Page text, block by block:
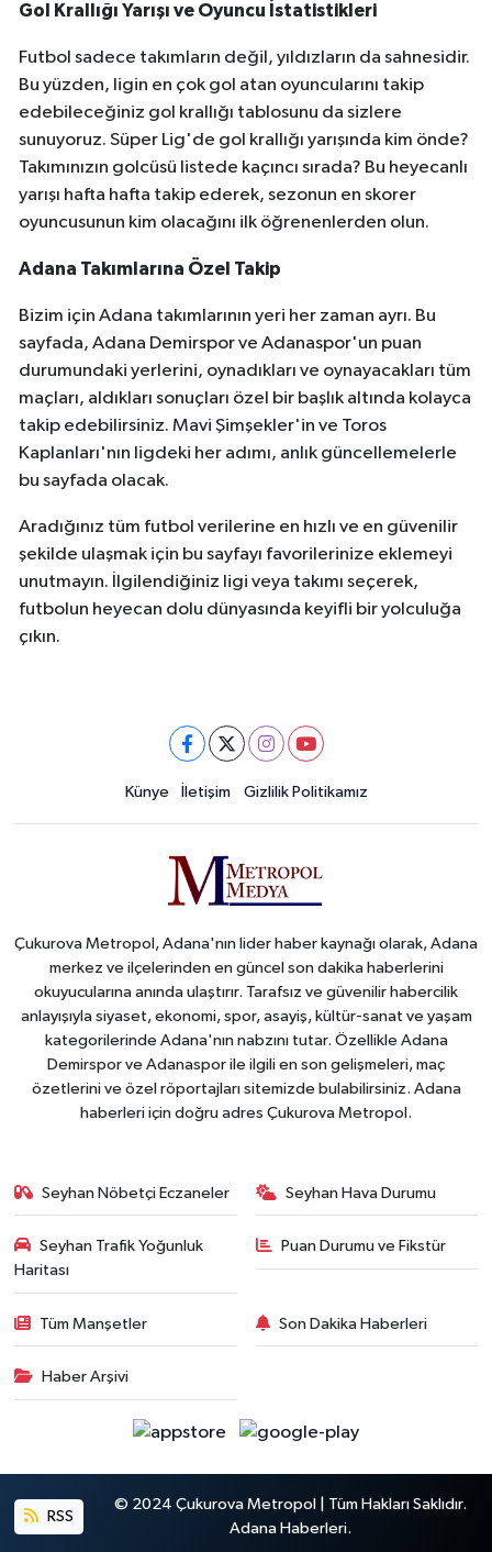
Gol Krallığı Yarışı ve Oyuncu İstatistikleri
Futbol sadece takımların değil, yıldızların da sahnesidir.
Bu yüzden, ligin en çok gol atan oyuncularını takip
edebileceğiniz gol krallığı tablosunu da sizlere
sunuyoruz. Süper Lig'de gol krallığı yarışında kim önde?
Takımınızın golcüsü listede kaçıncı sırada? Bu heyecanlı
yarışı hafta hafta takip ederek, sezonun en skorer
oyuncusunun kim olacağını ilk öğrenenlerden olun.
Adana Takımlarına Özel Takip
Bizim için Adana takımlarının yeri her zaman ayrı. Bu
sayfada, Adana Demirspor ve Adanaspor'un puan
durumundaki yerlerini, oynadıkları ve oynayacakları tüm
maçları, aldıkları sonuçları özel bir başlık altında kolayca
takip edebilirsiniz. Mavi Şimşekler'in ve Toros
Kaplanları'nın ligdeki her adımı, anlık güncellemelerle
bu sayfada olacak.
Aradığınız tüm futbol verilerine en hızlı ve en güvenilir
şekilde ulaşmak için bu sayfayı favorilerinize eklemeyi
unutmayın. İlgilendiğiniz ligi veya takımı seçerek,
futbolun heyecan dolu dünyasında keyifli bir yolculuğa
çıkın.
Künye İletişim Gizlilik Politikamız
Çukurova Metropol, Adana'nın lider haber kaynağı olarak, Adana
merkez ve ilçelerinden en güncel son dakika haberlerini
okuyucularına anında ulaştırır. Tarafsız ve güvenilir habercilik
anlayışıyla siyaset, ekonomi, spor, asayiş, kültür-sanat ve yaşam
kategorilerinde Adana'nın nabzını tutar. Özellikle Adana
Demirspor ve Adanaspor ile ilgili en son gelişmeleri, maç
özetlerini ve özel röportajları sitemizde bulabilirsiniz. Adana
haberleri için doğru adres Çukurova Metropol.
Seyhan Nöbetçi Eczaneler Seyhan Hava Durumu
Seyhan Trafik Yoğunluk
Haritası
Puan Durumu ve Fikstür
Tüm Manşetler Son Dakika Haberleri
Haber Arşivi
RSS
© 2024 Çukurova Metropol | Tüm Hakları Saklıdır.
Adana Haberleri.